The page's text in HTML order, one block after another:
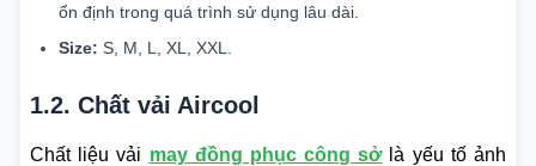
ổn định trong quá trình sử dụng lâu dài.
Size: S, M, L, XL, XXL.
1.2. Chất vải Aircool
Chất liệu vải may đồng phục công sởlà yếu tố ảnh